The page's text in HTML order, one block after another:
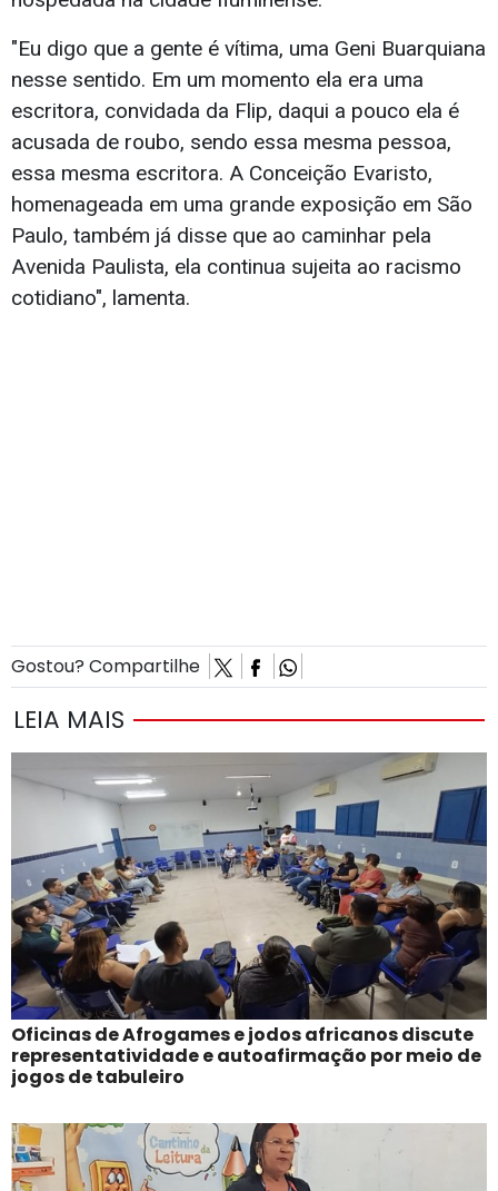
"Eu digo que a gente é vítima, uma Geni Buarquiana
nesse sentido. Em um momento ela era uma
escritora, convidada da Flip, daqui a pouco ela é
acusada de roubo, sendo essa mesma pessoa,
essa mesma escritora. A Conceição Evaristo,
homenageada em uma grande exposição em São
Paulo, também já disse que ao caminhar pela
Avenida Paulista, ela continua sujeita ao racismo
cotidiano", lamenta.
Gostou? Compartilhe
LEIA MAIS
Oficinas de Afrogames e jodos africanos discute
representatividade e autoafirmação por meio de
jogos de tabuleiro